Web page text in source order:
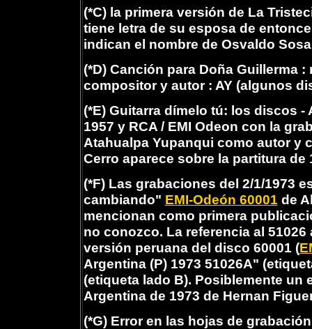
(*C) la primera versión de La
tiene letra de su esposa de
indican el nombre de Osvaldo
(*D) Canción para Doña Guillerma
compositor y autor : AY (algunos
(*E) Guitarra dímelo tú: los discos
1957 y RCA / EMI Odeon con la
Atahualpa Yupanqui como autor y
Cerro aparece sobre la partitura
(*F) Las grabaciones del 2/1/1973
cambiando" EMI-Odeón 60001 de
mencionan como primera
no conozco. La referencia al
versión peruana del disco 60001 (
Argentina (P) 1973 51026A"
(etiqueta lado B). Posiblemente un
Argentina de 1973 de Hernan
(*G) Error en las hojas de